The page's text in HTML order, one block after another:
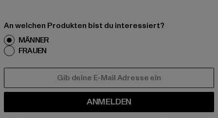
An welchen Produkten bist du interessiert?
MÄNNER
FRAUEN
ANMELDEN